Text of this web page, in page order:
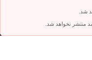
شد.
منتشر نخواهد شد.